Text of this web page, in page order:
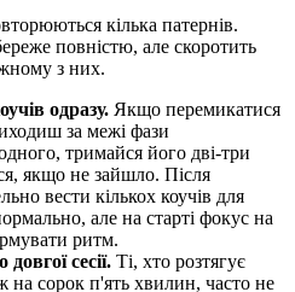
кілька патернів.
повністю, але скоротить
з них.
одразу. Якщо перемикатися
за межі фази
тримайся його дві-три
якщо не зайшло. Після
вести кількох коучів для
але на старті фокус на
ритм.
сесії. Ті, хто розтягує
на сорок п'ять хвилин, часто не